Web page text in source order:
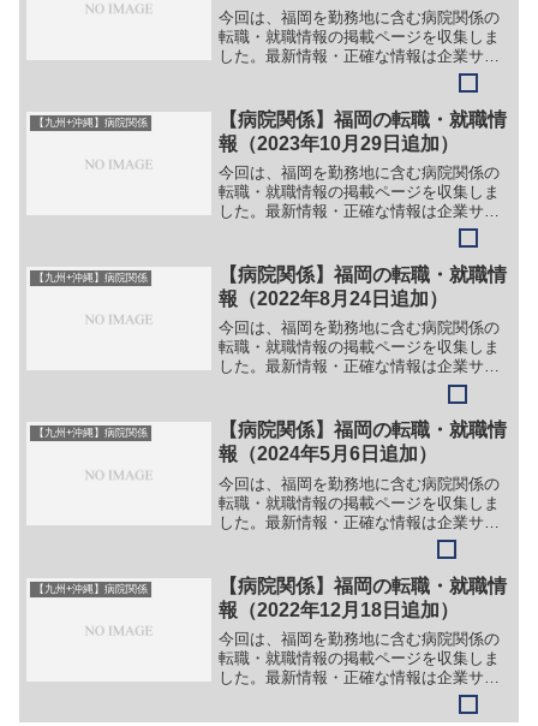
今回は、福岡を勤務地に含む病院関係の
転職・就職情報の掲載ページを収集しま
した。最新情報・正確な情報は企業サイ
トでご確認ください。①【会社名】特定
医療法人 弘医会 福岡鳥飼病院【職務】
［正社員］＞＞（１）正看護師＞＞
（２）看護助手＞＞（３）介...
【九州+沖縄】病院関係
【病院関係】福岡の転職・就職情
報（2023年10月29日追加）
今回は、福岡を勤務地に含む病院関係の
転職・就職情報の掲載ページを収集しま
した。最新情報・正確な情報は企業サイ
トでご確認ください。①【会社名】地域
医療支援病院 福岡大学筑紫病院【職務】
＞＞（１）臨床工学技士＞＞（２）薬剤
師レジデント［嘱託］＞...
【九州+沖縄】病院関係
【病院関係】福岡の転職・就職情
報（2022年8月24日追加）
今回は、福岡を勤務地に含む病院関係の
転職・就職情報の掲載ページを収集しま
した。最新情報・正確な情報は企業サイ
トでご確認ください。①【会社名】社会
医療法人 天神会 古賀病院グループ【職
務】［常勤］＞＞（１）医師（消化器外
科）＞＞（２）医師（呼...
【九州+沖縄】病院関係
【病院関係】福岡の転職・就職情
報（2024年5月6日追加）
今回は、福岡を勤務地に含む病院関係の
転職・就職情報の掲載ページを収集しま
した。最新情報・正確な情報は企業サイ
トでご確認ください。①【会社名】社会
医療法人 喜悦会 二日市那珂川病院
【職務】［常勤］＞＞（１）看護師＞＞
（２）理学療法士＞＞（３）...
【九州+沖縄】病院関係
【病院関係】福岡の転職・就職情
報（2022年12月18日追加）
今回は、福岡を勤務地に含む病院関係の
転職・就職情報の掲載ページを収集しま
した。最新情報・正確な情報は企業サイ
トでご確認ください。①【会社名】特定
医療法人財団 博愛会【職務】［新卒］